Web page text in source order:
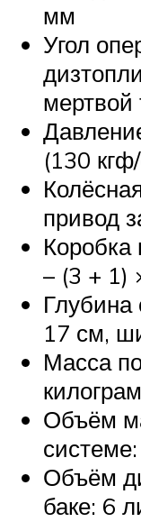
мм
Угол
мертвой
(130
привод
Коробка
– (3 + 1)
Глубина
17 см,
Масса
Объём
Объём
баке: 6